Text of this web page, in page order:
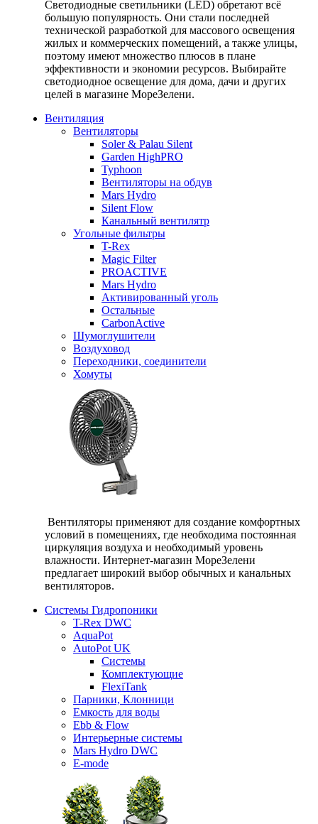
Светодиодные светильники (LED) обретают всё
большую популярность. Они стали последней
технической разработкой для массового освещения
жилых и коммерческих помещений, а также улицы,
поэтому имеют множество плюсов в плане
эффективности и экономии ресурсов. Выбирайте
светодиодное освещение для дома, дачи и других
целей в магазине МореЗелени.
Вентиляция
Вентиляторы
Soler & Palau Silent
Garden HighPRO
Typhoon
Вентиляторы на обдув
Mars Hydro
Silent Flow
Канальный вентилятр
Угольные фильтры
T-Rex
Magic Filter
PROACTIVE
Mars Hydro
Активированный уголь
Остальные
CarbonActive
Шумоглушители
Воздуховод
Переходники, соединители
Хомуты
Вентиляторы применяют для создание комфортных
условий в помещениях, где необходима постоянная
циркуляция воздуха и необходимый уровень
влажности. Интернет-магазин МореЗелени
предлагает широкий выбор обычных и канальных
вентиляторов.
Системы Гидропоники
T-Rex DWC
AquaPot
AutoPot UK
Системы
Комплектующие
FlexiTank
Парники, Клонници
Емкость для воды
Ebb & Flow
Интерьерные системы
Mars Hydro DWC
E-mode